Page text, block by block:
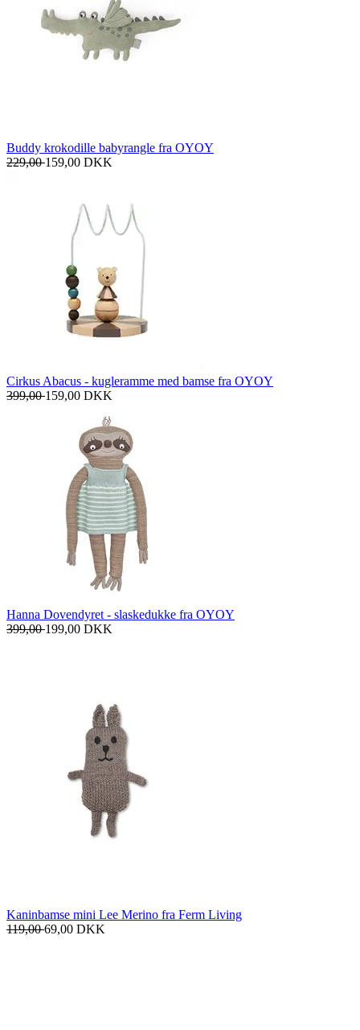
Buddy krokodille babyrangle fra OYOY
229,00159,00 DKK
Cirkus Abacus - kugleramme med bamse fra OYOY
399,00159,00 DKK
Hanna Dovendyret - slaskedukke fra OYOY
399,00199,00 DKK
Kaninbamse mini Lee Merino fra Ferm Living
119,0069,00 DKK